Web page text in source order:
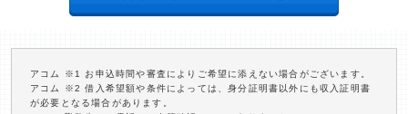
アコム ※1 お申込時間や審査によりご希望に添えない場合がございます。
アコム ※2 借入希望額や条件によっては、身分証明書以外にも収入証明書
が必要となる場合があります。